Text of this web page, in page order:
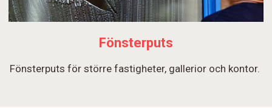
Fönsterputs
Fönsterputs för större fastigheter, gallerior och kontor.